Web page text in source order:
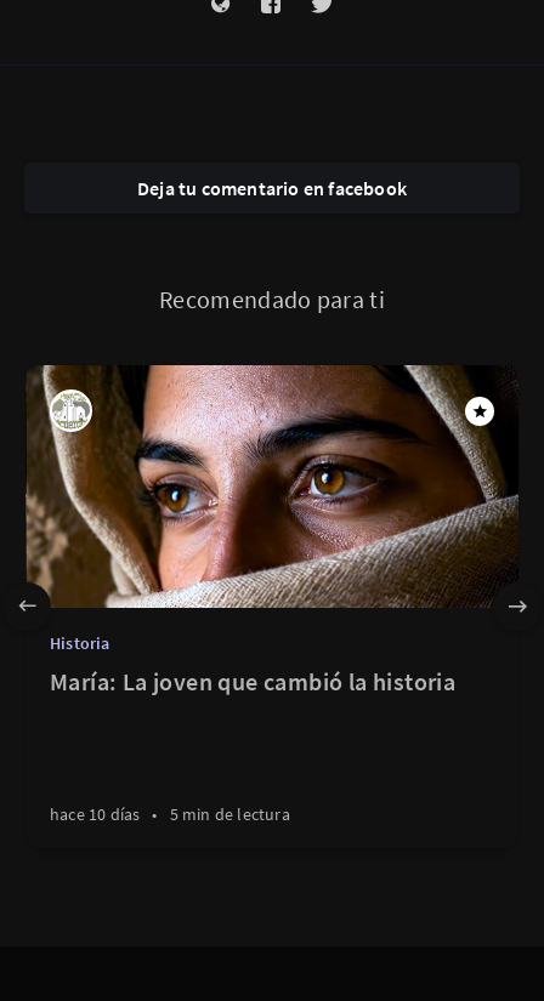
Deja tu comentario en facebook
Recomendado para ti
Historia
María: La joven que cambió la historia
hace 10 días • 5 min de lectura